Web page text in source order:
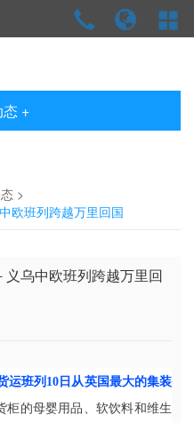
+
>
欧班列跨越万里回国
乌中欧班列跨越万里回
运班列10日从英国最大的集装
柜的母婴用品、软饮料和维生